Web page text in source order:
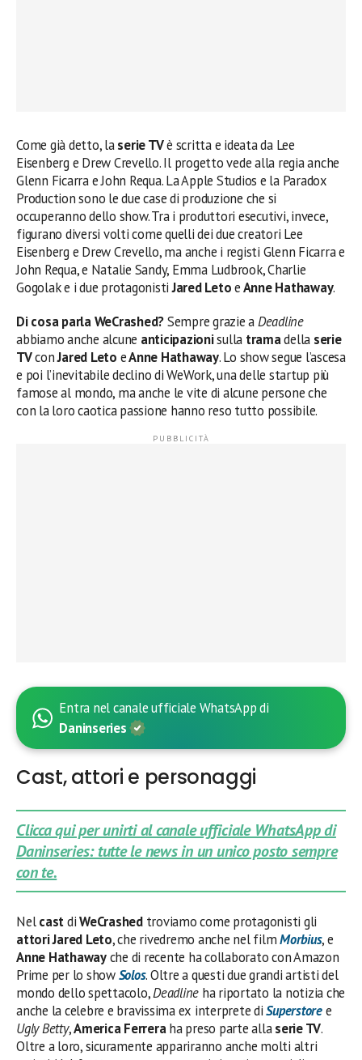
Come già detto, laserie TVè scritta e ideata da Lee
Eisenberg e Drew Crevello. Il progetto vede alla regia anche
Glenn Ficarra e John Requa. La Apple Studios e la Paradox
Production sono le due case di produzione che si
occuperanno dello show. Tra i produttori esecutivi, invece,
figurano diversi volti come quelli dei due creatori Lee
Eisenberg e Drew Crevello, ma anche i registi Glenn Ficarra e
John Requa, e Natalie Sandy, Emma Ludbrook, Charlie
Gogolak e i due protagonistiJared LetoeAnne Hathaway.
Di cosa parla WeCrashed?Sempre grazie aDeadline
abbiamo anche alcune anticipazionisulla tramadella serie
TVconJared Leto eAnne Hathaway. Lo show segue l’ascesa
e poi l’inevitabile declino di WeWork, una delle startup più
famose al mondo, ma anche le vite di alcune persone che
con la loro caotica passione hanno reso tutto possibile.
Entra nel canale ufficiale WhatsApp di
Daninseries
Cast, attori e personaggi
Clicca qui per unirti al canale ufficiale WhatsApp di
Daninseries: tutte le news in un unico posto sempre
con te.
NelcastdiWeCrashedtroviamo come protagonisti gli
attoriJared Leto, che rivedremo anche nel filmMorbius, e
Anne Hathawayche di recente ha collaborato con Amazon
Prime per lo showSolos. Oltre a questi due grandi artisti del
mondo dello spettacolo,Deadline ha riportato la notizia che
anche la celebre e bravissima ex interprete diSuperstoree
Ugly Betty,America Ferreraha preso parte allaserie TV.
Oltre a loro, sicuramente appariranno anche molti altri